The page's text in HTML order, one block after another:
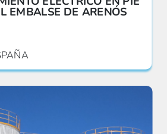
EMBALSE DE ARENÓS